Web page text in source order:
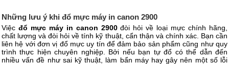
Những lưu ý khi đổ mực máy in canon 2900
Việc đổ mực máy in canon 2900đòi hỏi về loại mực chính hãng,
chất lượng và đòi hỏi về tính kỹ thuật, cẩn thận và chính xác. Bạn cần
liên hệ với đơn vị đổ mực uy tín để đảm bảo sản phẩm cũng như quy
trình thực hiện chuyên nghiệp. Bởi nếu bạn tự đổ có thể dẫn đến
nhiều vấn đề như sai kỹ thuật, làm bẩn máy hay gây nên một số lỗi